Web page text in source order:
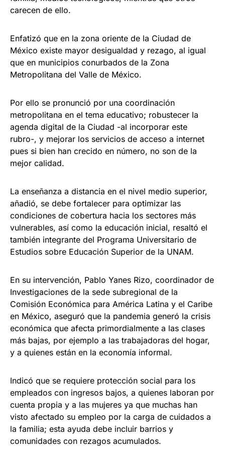
carecen de ello.
Enfatizó que en la zona oriente de la Ciudad de
México existe mayor desigualdad y rezago, al igual
que en municipios conurbados de la Zona
Metropolitana del Valle de México.
Por ello se pronunció por una coordinación
metropolitana en el tema educativo; robustecer la
agenda digital de la Ciudad -al incorporar este
rubro-, y mejorar los servicios de acceso a internet
pues si bien han crecido en número, no son de la
mejor calidad.
La enseñanza a distancia en el nivel medio superior,
añadió, se debe fortalecer para optimizar las
condiciones de cobertura hacia los sectores más
vulnerables, así como la educación inicial, resaltó el
también integrante del Programa Universitario de
Estudios sobre Educación Superior de la UNAM.
En su intervención, Pablo Yanes Rizo, coordinador de
Investigaciones de la sede subregional de la
Comisión Económica para América Latina y el Caribe
en México, aseguró que la pandemia generó la crisis
económica que afecta primordialmente a las clases
más bajas, por ejemplo a las trabajadoras del hogar,
y a quienes están en la economía informal.
Indicó que se requiere protección social para los
empleados con ingresos bajos, a quienes laboran por
cuenta propia y a las mujeres ya que muchas han
visto afectado su empleo por la carga de cuidados a
la familia; esta ayuda debe incluir barrios y
comunidades con rezagos acumulados.